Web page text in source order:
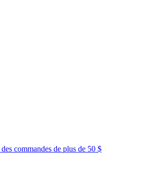
des commandes de plus de 50 $